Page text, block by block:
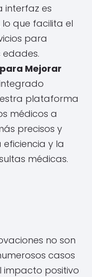
interfaz es
que facilita el
para
Mejorar
plataforma
médicos a
precisos y
eficiencia y la
médicas.
no son
casos
impacto positivo